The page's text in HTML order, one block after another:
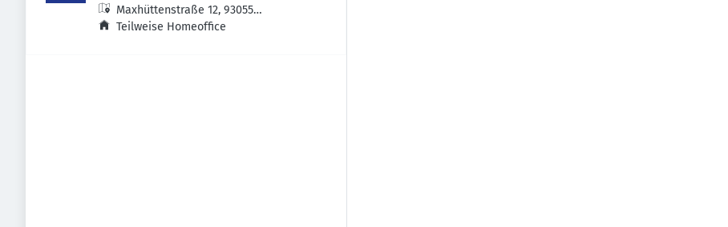
Maxhüttenstraße 12, 93055
Regensburg, Deutschland
Teilweise Homeoffice